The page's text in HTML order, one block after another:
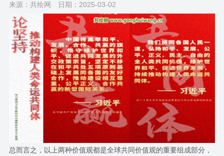
来源：共绘网 日期：2025-03-02
总而言之，以上两种价值观都是全球共同价值观的重要组成部分，